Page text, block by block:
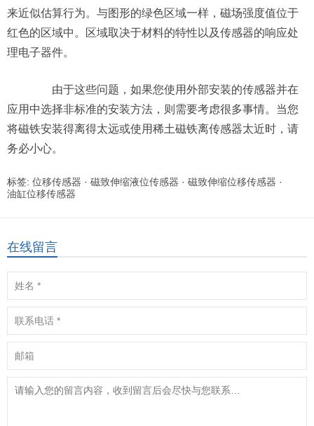
来近似估算行为。与图形的绿色区域一样，磁场强度值位于
红色的区域中。区域取决于材料的特性以及传感器的响应处
理电子器件。
由于这些问题，如果您使用外部安装的传感器并在
应用中选择非标准的安装方法，则需要考虑很多事情。当您
将磁铁安装得离得太远或使用稀土磁铁离传感器太近时，请
务必小心。
标签: 位移传感器 · 磁致伸缩液位传感器 · 磁致伸缩位移传感器 ·
油缸位移传感器
在线留言